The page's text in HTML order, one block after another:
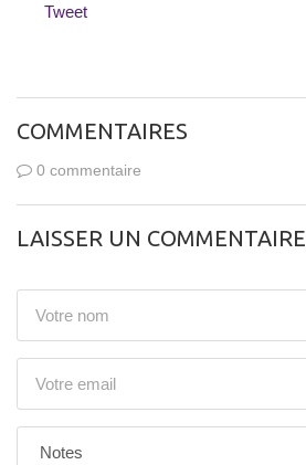
Tweet
COMMENTAIRES
0 commentaire
LAISSER UN COMMENTAIRE